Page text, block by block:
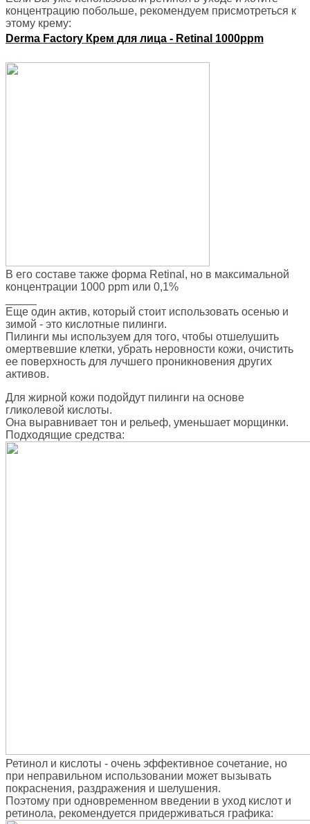
концентрацию побольше, рекомендуем присмотреться к
этому крему:
Derma Factory Крем для лица - Retinal 1000ppm
В его составе также форма Retinal, но в максимальной
концентрации 1000 ppm или 0,1%
Еще один актив, который стоит использовать осенью и
зимой - это кислотные пилинги.
Пилинги мы используем для того, чтобы отшелушить
омертвевшие клетки, убрать неровности кожи, очистить
ее поверхность для лучшего проникновения других
активов.
Для жирной кожи подойдут пилинги на основе
гликолевой кислоты.
Она выравнивает тон и рельеф, уменьшает морщинки.
Подходящие средства:
Ретинол и кислоты - очень эффективное сочетание, но
при неправильном использовании может вызывать
покраснения, раздражения и шелушения.
Поэтому при одновременном введении в уход кислот и
ретинола, рекомендуется придерживаться графика: